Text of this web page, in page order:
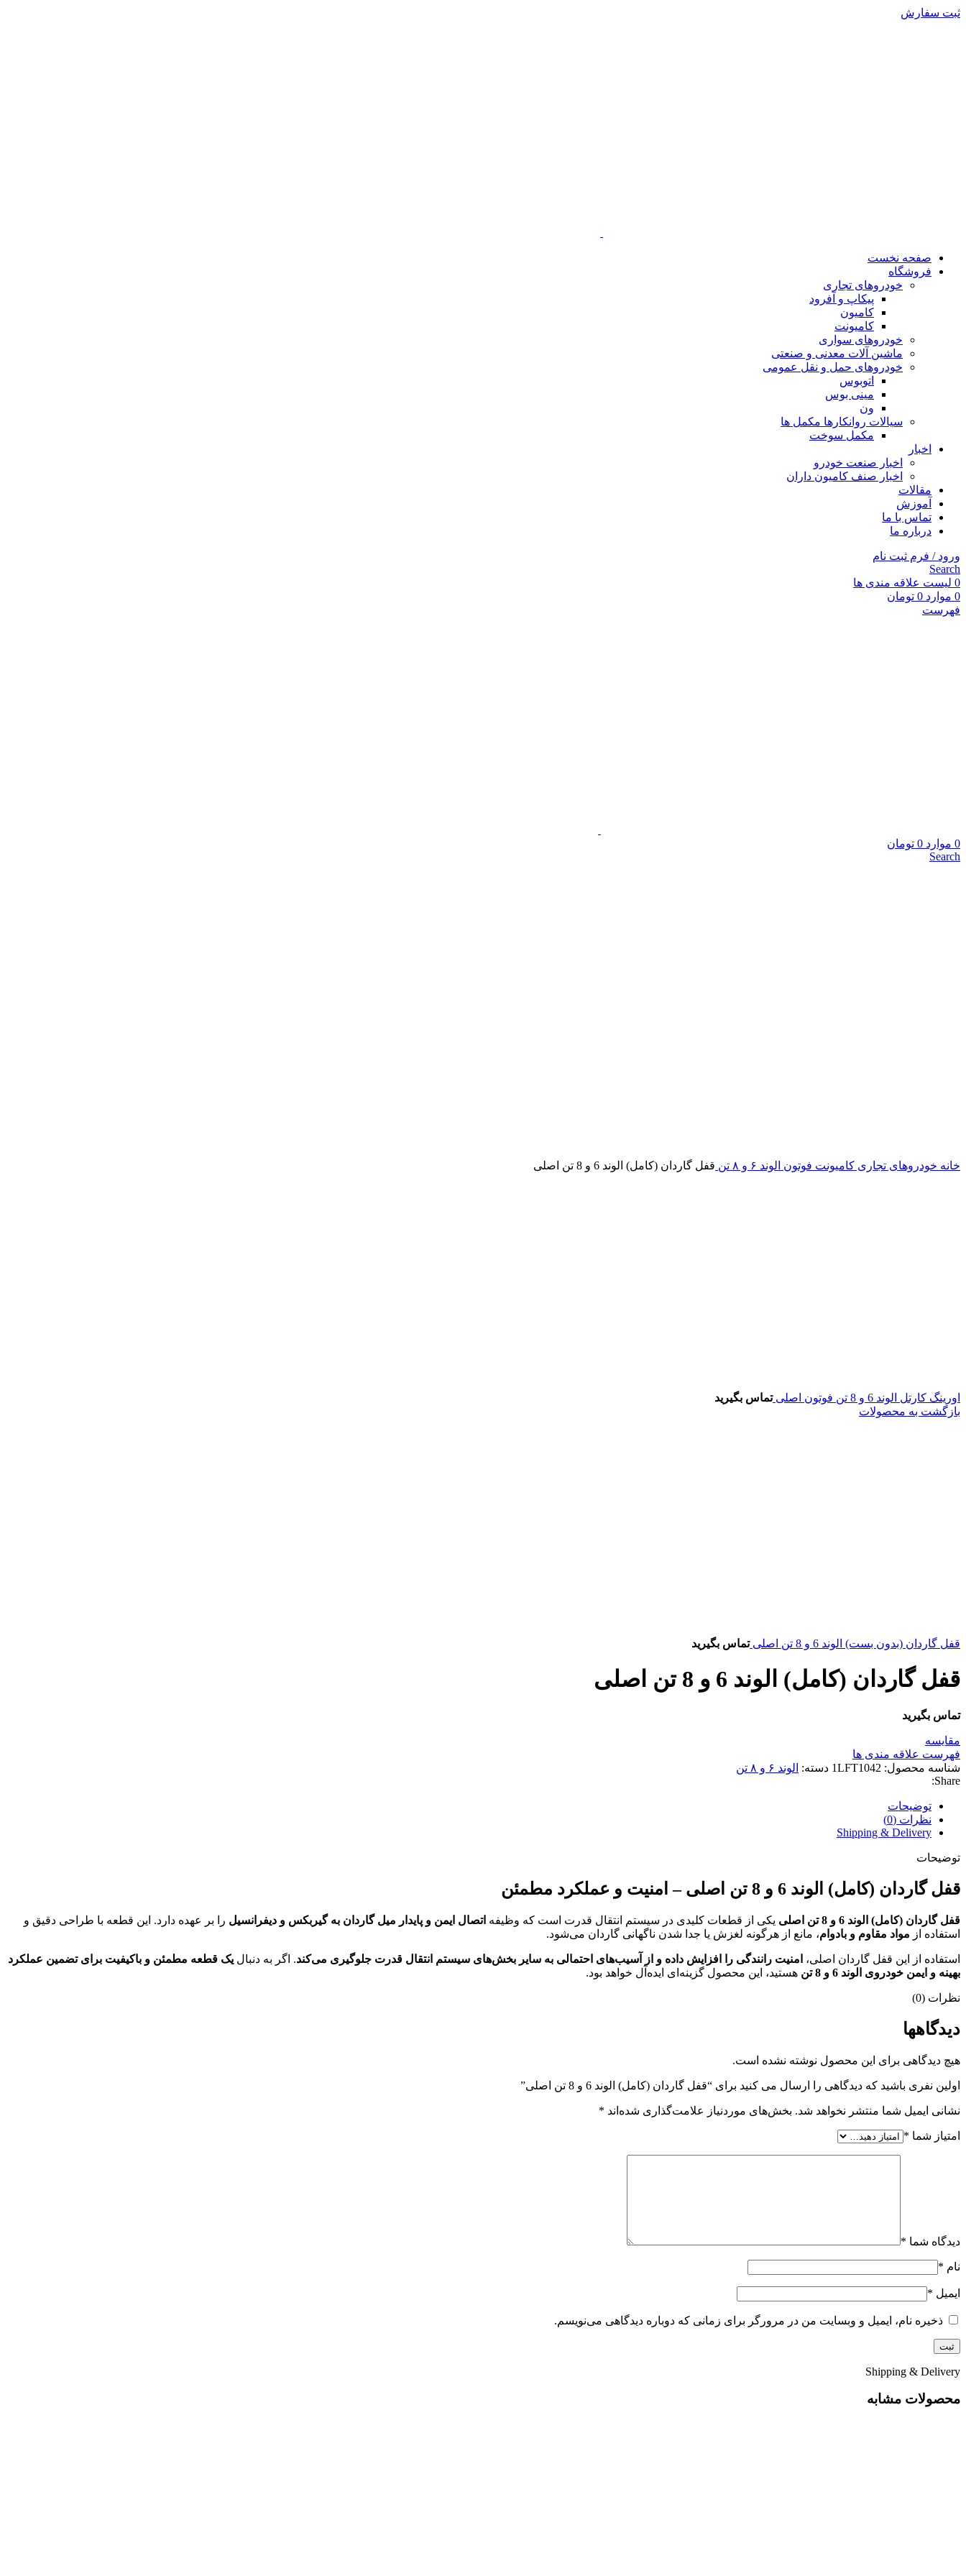
ثبت سفارش
صفحه نخست
فروشگاه
خودروهای تجاری
پیکاپ و آفرود
کامیون
کامیونت
خودروهای سواری
ماشین آلات معدنی و صنعتی
خودروهای حمل و نقل عمومی
اتوبوس
مینی بوس
ون
سیالات روانکارها مکمل ها
مکمل سوخت
اخبار
اخبار صنعت خودرو
اخبار صنف کامیون داران
مقالات
آموزش
تماس با ما
درباره ما
ورود / فرم ثبت نام
Search
0 لیست علاقه مندی ها
0 موارد 0 تومان
فهرست
0 موارد 0 تومان
Search
خانه خودروهای تجاری کامیونت فوتون الوند ۶ و ۸ تن قفل گاردان (کامل) الوند 6 و 8 تن اصلی
اورینگ کارتل الوند 6 و 8 تن فوتون اصلی
تماس بگیرید
بازگشت به محصولات
قفل گاردان (بدون بست) الوند 6 و 8 تن اصلی تماس بگیرید
قفل گاردان (کامل) الوند 6 و 8 تن اصلی
تماس بگیرید
مقایسه
فهرست علاقه مندی ها
شناسه محصول: 1LFT1042 دسته: الوند ۶ و ۸ تن
Share:
توضیحات
نظرات (0)
Shipping & Delivery
توضیحات
قفل گاردان (کامل) الوند 6 و 8 تن اصلی – امنیت و عملکرد مطمئن
قفل گاردان (کامل) الوند 6 و 8 تن اصلی یکی از قطعات کلیدی در سیستم انتقال قدرت است که وظیفه اتصال ایمن و پایدار میل گاردان به گیربکس و دیفرانسیل را بر عهده دارد. این قطعه با طراحی دقیق و
استفاده از مواد مقاوم و بادوام، مانع از هرگونه لغزش یا جدا شدن ناگهانی گاردان می‌شود.
استفاده از این قفل گاردان اصلی، امنیت رانندگی را افزایش داده و از آسیب‌های احتمالی به سایر بخش‌های سیستم انتقال قدرت جلوگیری می‌کند. اگر به دنبال یک قطعه مطمئن و باکیفیت برای تضمین عملکرد
بهینه و ایمن خودروی الوند 6 و 8 تن
هستید، این محصول گزینه‌ای ایده‌آل خواهد بود.
نظرات (0)
دیدگاهها
هیچ دیدگاهی برای این محصول نوشته نشده است.
اولین نفری باشید که دیدگاهی را ارسال می کنید برای “قفل گاردان (کامل) الوند 6 و 8 تن اصلی”
نشانی ایمیل شما منتشر نخواهد شد. بخش‌های موردنیاز علامت‌گذاری شده‌اند *
امتیاز شما *
دیدگاه شما *
نام *
ایمیل *
ذخیره نام، ایمیل و وبسایت من در مرورگر برای زمانی که دوباره دیدگاهی می‌نویسم.
Shipping & Delivery
محصولات مشابه